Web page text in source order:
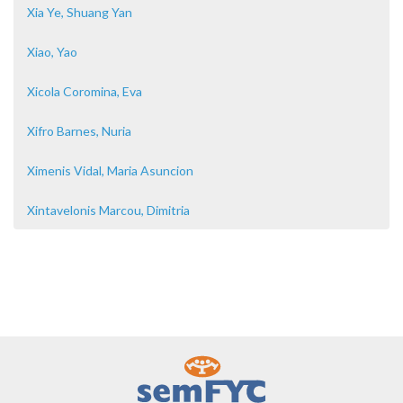
Xia Ye, Shuang Yan
Xiao, Yao
Xicola Coromina, Eva
Xifro Barnes, Nuria
Ximenis Vidal, Maria Asuncion
Xintavelonis Marcou, Dimitria